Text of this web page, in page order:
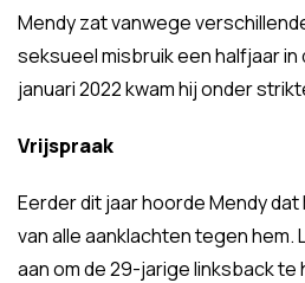
Mendy zat vanwege
seksueel misbruik een halfjaar in
januari 2022 kwam hij onder
Vrijspraak
Eerder dit jaar hoorde Mendy dat
van alle aanklachten tegen hem.
aan om de 29-jarige linksback te